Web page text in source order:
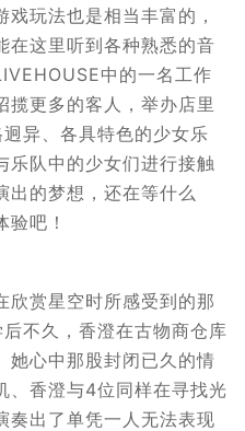
玩法也是相当丰富的，
在这里听到各种熟悉的音
中的一名工作
揽更多的客人，举办店里
异、各具特色的少女乐
乐队中的少女们进行接触
出的梦想，还在等什么
吧！
欣赏星空时所感受到的那
不久，香澄在古物商仓库
她心中那股封闭已久的情
、香澄与4位同样在寻找光
奏出了单凭一人无法表现